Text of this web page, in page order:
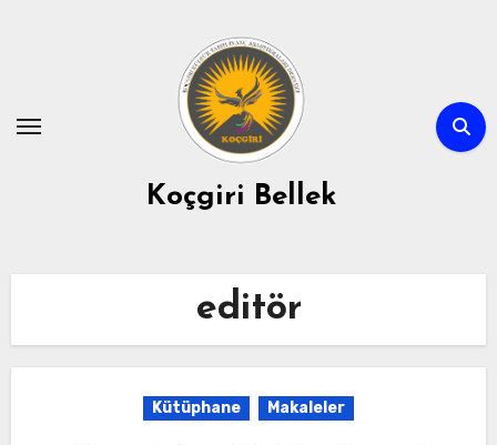
Koçgiri Bellek
editör
Kütüphane Makaleler